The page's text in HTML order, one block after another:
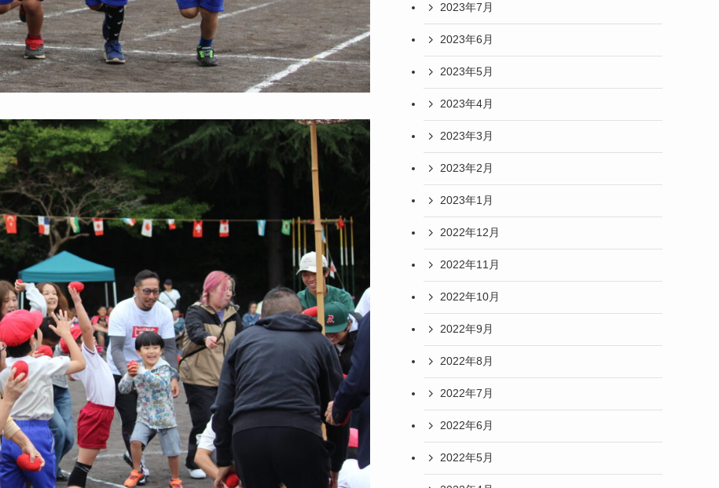
2023年7月
2023年6月
2023年5月
2023年4月
2023年3月
2023年2月
2023年1月
2022年12月
2022年11月
2022年10月
2022年9月
2022年8月
2022年7月
2022年6月
2022年5月